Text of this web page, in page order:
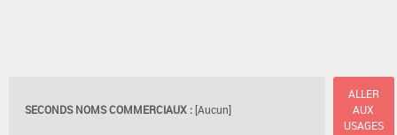
SECONDS NOMS COMMERCIAUX : [Aucun]
ALLER
AUX
USAGES